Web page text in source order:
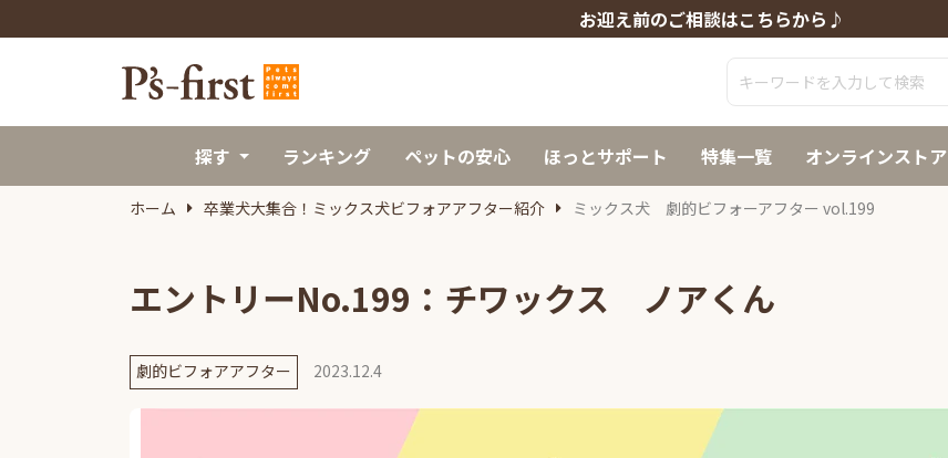
お迎え前のご相談はこちらから♪
探す ランキング ペットの安心 ほっとサポート 特集一覧 オンラインストア
ホーム 卒業犬大集合！ミックス犬ビフォアアフター紹介 ミックス犬 劇的ビフォーアフター vol.199
エントリーNo.199：チワックス ノアくん
劇的ビフォアアフター 2023.12.4